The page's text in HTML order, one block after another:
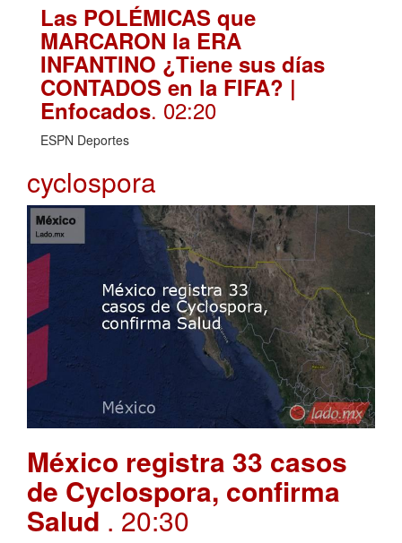
Las POLÉMICAS que
MARCARON la ERA
INFANTINO ¿Tiene sus días
CONTADOS en la FIFA? |
Enfocados. 02:20
ESPN Deportes
cyclospora
México registra 33 casos
de Cyclospora, confirma
Salud . 20:30